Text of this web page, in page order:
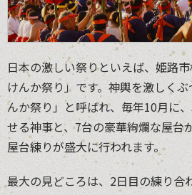
日本の激しい祭りといえば、姫路
けんか祭り」です。神輿を激しく
んか祭り」と呼ばれ、毎年10月に
せる神事と、7台の豪華絢爛な屋台
屋台練りが盛大に行われます。
最大の見どころは、2日目の練り合